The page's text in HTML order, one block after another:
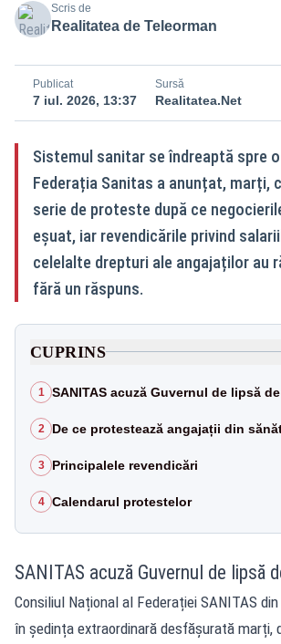
Scris de
Realitatea de Teleorman
Publicat
7 iul. 2026, 13:37
Sursă
Realitatea.Net
Sistemul sanitar se îndreaptă spre
Federația Sanitas a anunțat, marți,
serie de proteste după ce
eșuat, iar revendicările privind
celelalte drepturi ale angajaților au
fără un răspuns.
CUPRINS
1 SANITAS acuză Guvernul de lipsă
2 De ce protestează angajații din
3 Principalele revendicări
4 Calendarul protestelor
SANITAS acuză Guvernul de lipsă
Consiliul Național al Federației SANITAS
în ședința extraordinară desfășurată marți,